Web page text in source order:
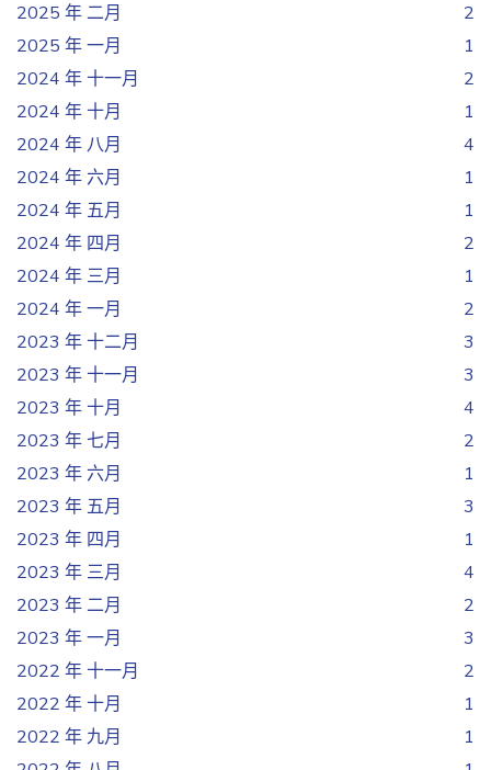
2025 年 二月
2
2025 年 一月
1
2024 年 十一月
2
2024 年 十月
1
2024 年 八月
4
2024 年 六月
1
2024 年 五月
1
2024 年 四月
2
2024 年 三月
1
2024 年 一月
2
2023 年 十二月
3
2023 年 十一月
3
2023 年 十月
4
2023 年 七月
2
2023 年 六月
1
2023 年 五月
3
2023 年 四月
1
2023 年 三月
4
2023 年 二月
2
2023 年 一月
3
2022 年 十一月
2
2022 年 十月
1
2022 年 九月
1